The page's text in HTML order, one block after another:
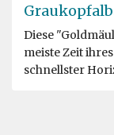
Diese
meiste Zeit
schnellster